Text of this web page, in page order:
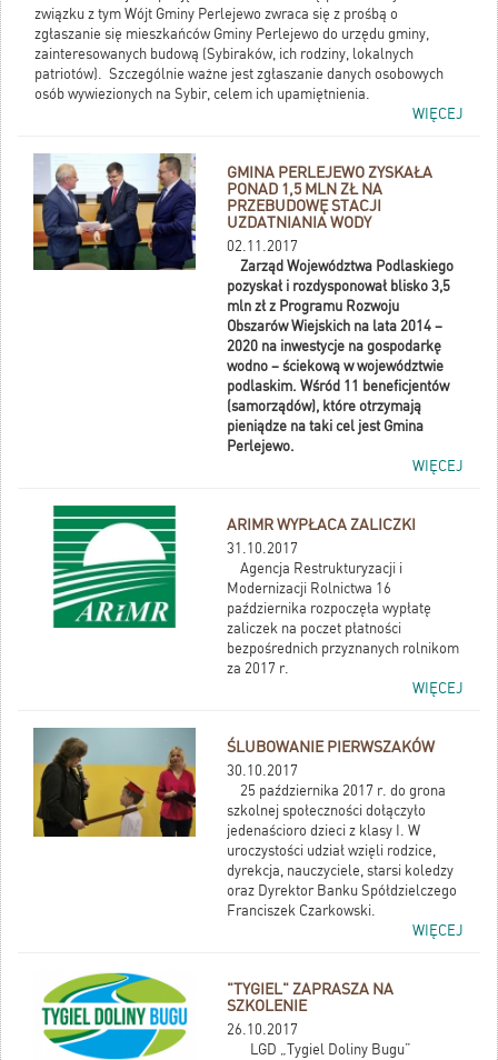
związku z tym Wójt Gminy Perlejewo zwraca się z prośbą o
zgłaszanie się mieszkańców Gminy Perlejewo do urzędu gminy,
zainteresowanych budową (Sybiraków, ich rodziny, lokalnych
patriotów). Szczególnie ważne jest zgłaszanie danych osobowych
osób wywiezionych na Sybir, celem ich upamiętnienia.
WIĘCEJ
GMINA PERLEJEWO ZYSKAŁA
PONAD 1,5 MLN ZŁ NA
PRZEBUDOWĘ STACJI
UZDATNIANIA WODY
02.11.2017
Zarząd Województwa Podlaskiego
pozyskał i rozdysponował blisko 3,5
mln zł z Programu Rozwoju
Obszarów Wiejskich na lata 2014 –
2020 na inwestycje na gospodarkę
wodno – ściekową w województwie
podlaskim. Wśród 11 beneficjentów
(samorządów), które otrzymają
pieniądze na taki cel jest Gmina
Perlejewo.
WIĘCEJ
ARIMR WYPŁACA ZALICZKI
31.10.2017
Agencja Restrukturyzacji i
Modernizacji Rolnictwa 16
października rozpoczęła wypłatę
zaliczek na poczet płatności
bezpośrednich przyznanych rolnikom
za 2017 r.
WIĘCEJ
ŚLUBOWANIE PIERWSZAKÓW
30.10.2017
25 października 2017 r. do grona
szkolnej społeczności dołączyło
jedenaścioro dzieci z klasy I. W
uroczystości udział wzięli rodzice,
dyrekcja, nauczyciele, starsi koledzy
oraz Dyrektor Banku Spółdzielczego
Franciszek Czarkowski.
WIĘCEJ
"TYGIEL" ZAPRASZA NA
SZKOLENIE
26.10.2017
LGD „Tygiel Doliny Bugu”